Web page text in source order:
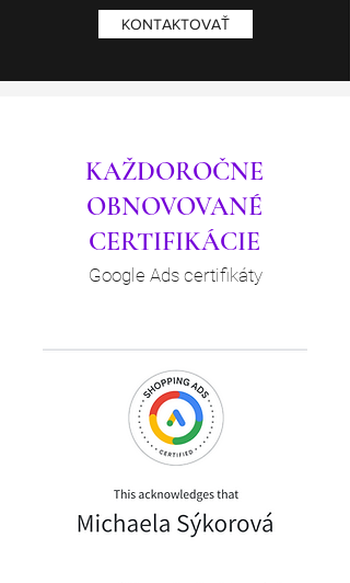
KONTAKTOVAŤ
KAŽDOROČNE
OBNOVOVANÉ
CERTIFIKÁCIE
Google Ads certifikáty